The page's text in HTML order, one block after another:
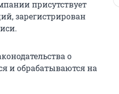
присутствует
зарегистрирован
о
и обрабатываются на